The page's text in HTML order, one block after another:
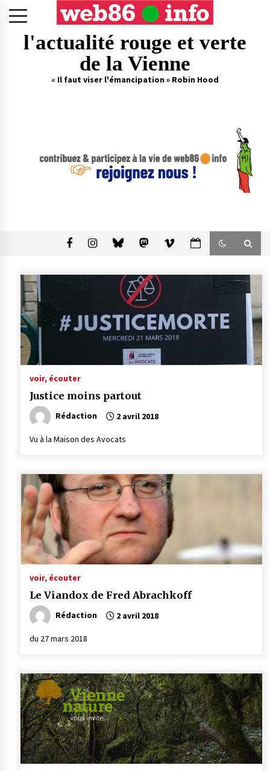
l'actualité rouge et verte
de la Vienne
« Il faut viser l'émancipation » Robin Hood
voir, écouter
Justice moins partout
Rédaction 2 avril 2018
Vu à la Maison des Avocats
voir, écouter
Le Viandox de Fred Abrachkoff
Rédaction 2 avril 2018
du 27 mars 2018